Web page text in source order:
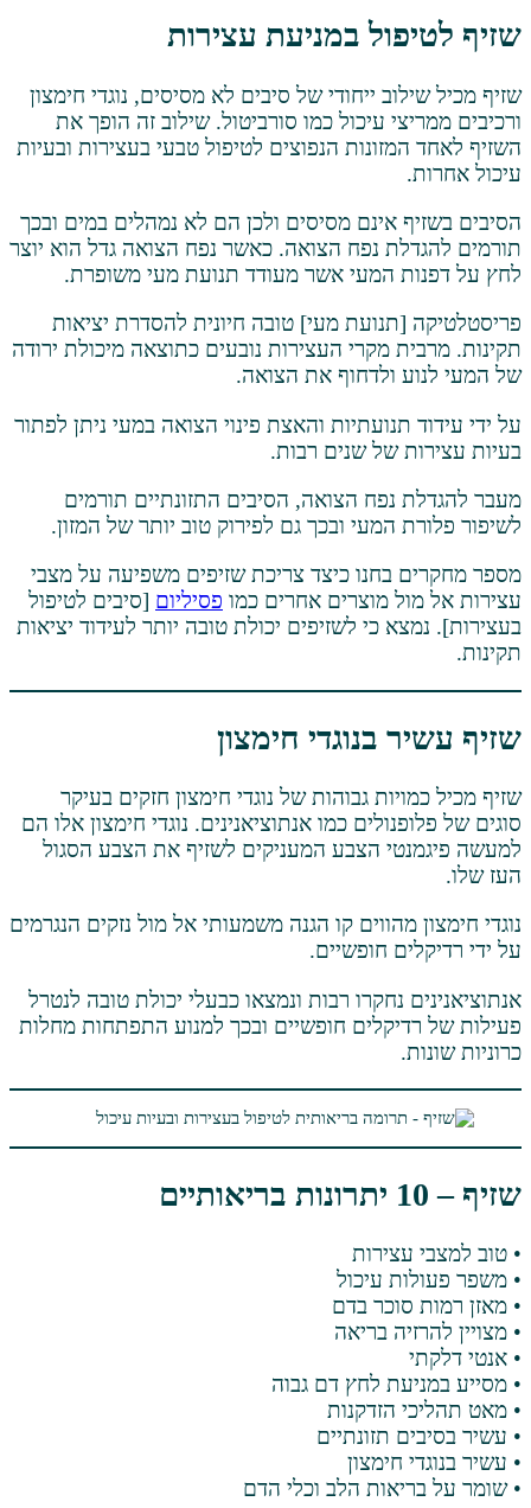
במניעת עצירות
ייחודי של סיבים לא מסיסים, נוגדי חימצון
עיכול כמו סורביטול. שילוב זה הופך את
הנפוצים לטיפול טבעי בעצירות ובעיות
מסיסים ולכן הם לא נמהלים במים ובכך
נפח הצואה. כאשר נפח הצואה גדל הוא יוצר
אשר מעודד תנועת מעי משופרת.
מעי] טובה חיונית להסדרת יציאות
העצירות נובעים כתוצאה מיכולת ירודה
את הצואה.
והאצת פינוי הצואה במעי ניתן לפתור
שנים רבות.
הצואה, הסיבים התזונתיים תורמים
ובכך גם לפירוק טוב יותר של המזון.
כיצד צריכת שזיפים משפיעה על מצבי
מוצרים אחרים כמופסיליום[סיבים לטיפול
כי לשזיפים יכולת טובה יותר לעידוד יציאות
חימצון
גבוהות של נוגדי חימצון חזקים בעיקר
כמו אנתוציאנינים. נוגדי חימצון אלו הם
הצבע המעניקים לשזיף את הצבע הסגול
קו הגנה משמעותי אל מול נזקים הנגרמים
חופשיים.
רבות ונמצאו כבעלי יכולת טובה לנטרל
חופשיים ובכך למנוע התפתחות מחלות
עיכול
בדם
בריאה
לחץ דם גבוה
הלב וכלי הדם